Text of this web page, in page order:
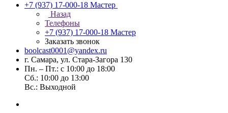
+7 (937) 17-000-18 Мастер
Назад
Телефоны
+7 (937) 17-000-18 Мастер
Заказать звонок
boolcast0001@yandex.ru
г. Самара, ул. Стара-Загора 130
Пн. – Пт.: с 10:00 до 18:00
Сб.: 10:00 до 13:00
Вс.: Выходной